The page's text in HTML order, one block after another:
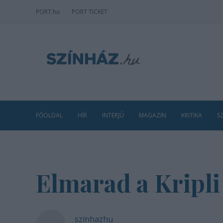
PORT.hu PORT TICKET
FŐOLDAL HÍR INTERJÚ MAGAZIN KRITIKA
Elmarad a
szinhazhu